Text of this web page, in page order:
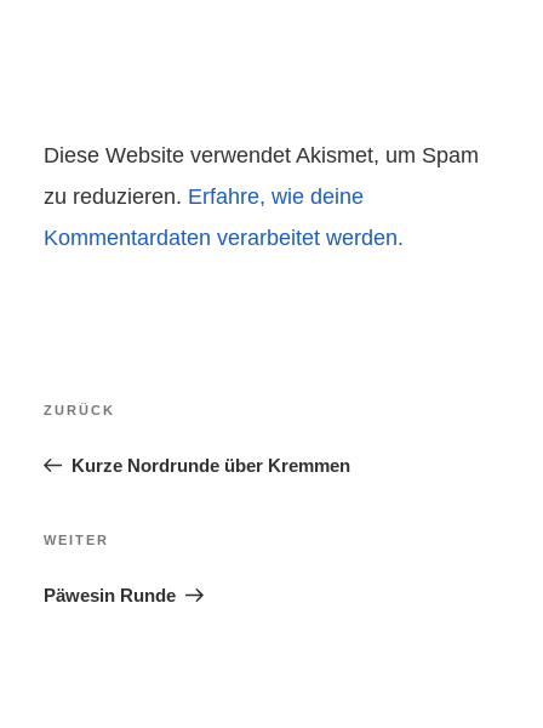
Diese Website verwendet Akismet, um Spam
zu reduzieren. Erfahre, wie deine
Kommentardaten verarbeitet werden.
Vorheriger
ZURÜCK
Kurze Nordrunde über Kremmen
Nächster
WEITER
Päwesin Runde